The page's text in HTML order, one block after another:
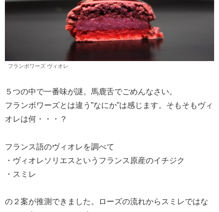
フランボワーズ ヴィオレ
５つの中で一番味が謎。馬鹿舌でごめんなさい。
フランボワーズとは違う”なにか”は感じます。そもそもヴィ
オレは何・・・？
フランス語のヴィオレを調べて
・ヴィオレソリエスというフランス原産のイチジク
・スミレ
の２案が推測できました。ローズの流れからスミレではな